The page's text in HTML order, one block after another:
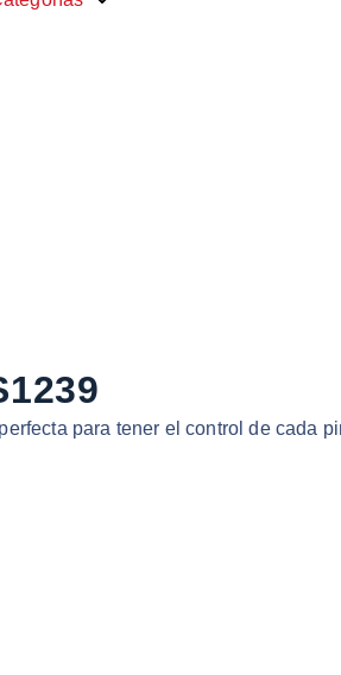
para tener el control de cada